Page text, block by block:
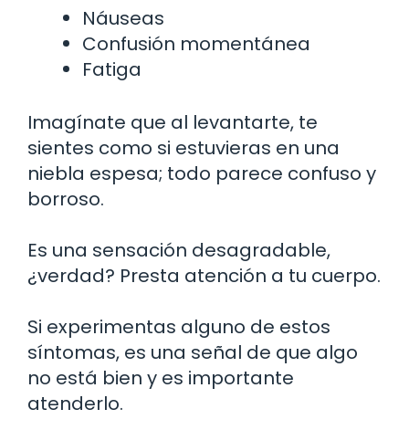
Náuseas
Confusión momentánea
Fatiga
Imagínate que al levantarte, te
sientes como si estuvieras en una
niebla espesa; todo parece confuso y
borroso.
Es una sensación desagradable,
¿verdad? Presta atención a tu cuerpo.
Si experimentas alguno de estos
síntomas, es una señal de que algo
no está bien y es importante
atenderlo.